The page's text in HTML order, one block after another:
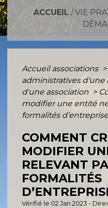
ACCUEIL / VIE
Accueil associations >
administratives d'une
d'une association >
modifier une entité
formalités
COMMENT
MODIFIER
RELEVANT
FORMALITÉS
Vérifié le 02 Jan 2023 -